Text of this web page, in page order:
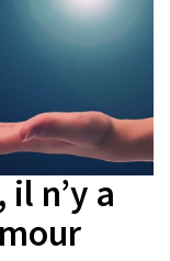
il n’y a